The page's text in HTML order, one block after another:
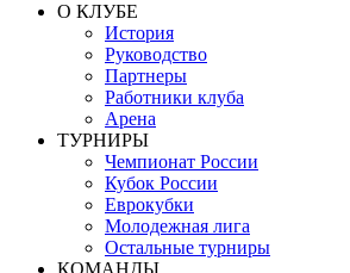
О КЛУБЕ
История
Руководство
Партнеры
Работники клуба
Арена
ТУРНИРЫ
Чемпионат России
Кубок России
Еврокубки
Молодежная лига
Остальные турниры
КОМАНДЫ